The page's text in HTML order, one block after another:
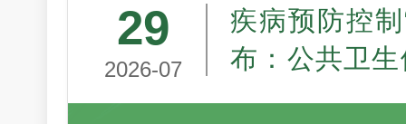
29
2026-07
疾病预防控
布：公共卫
走向制度现代